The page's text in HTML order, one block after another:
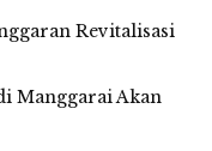
Revitalisasi
Manggarai Akan